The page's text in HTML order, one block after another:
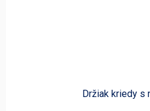
Držiak kriedy s